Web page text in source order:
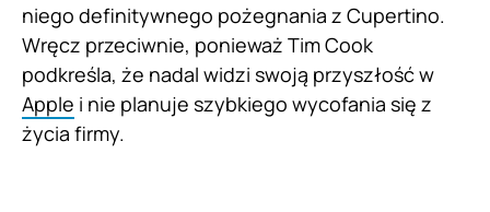
niego definitywnego pożegnania z Cupertino.
Wręcz przeciwnie, ponieważ Tim Cook
podkreśla, że nadal widzi swoją przyszłość w
Apple i nie planuje szybkiego wycofania się z
życia firmy.